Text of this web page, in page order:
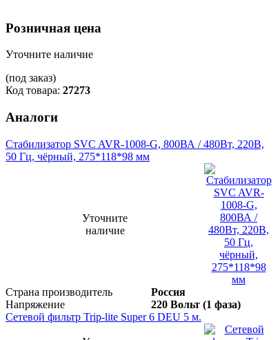
Розничная цена
Уточните наличие
(под заказ)
Код товара: 27273
Аналоги
Стабилизатор SVC AVR-1008-G, 800ВА / 480Вт, 220В,
50 Гц, чёрный, 275*118*98 мм
Уточните
наличие
Страна производитель
Россия
Напряжение
220 Вольт (1 фаза)
Сетевой фильтр Trip-lite Super 6 DEU 5 м.